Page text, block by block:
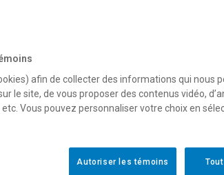
Le
ses enjeux
afin de collecter des informations qui nous
le site, de vous proposer des contenus vidéo,
Vous pouvez personnaliser votre choix en
Autoriser les témoins